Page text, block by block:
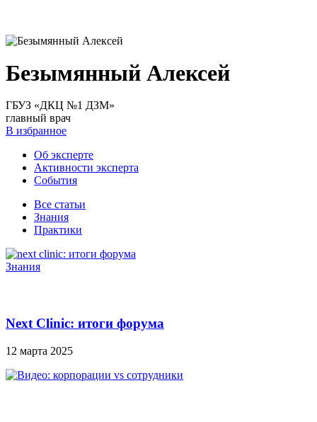
Безымянный Алексей
ГБУЗ «ДКЦ №1 ДЗМ»
главный врач
В избранное
Об эксперте
Активности эксперта
События
Все статьи
Знания
Практики
Знания
Next Clinic: итоги форума
12 марта 2025